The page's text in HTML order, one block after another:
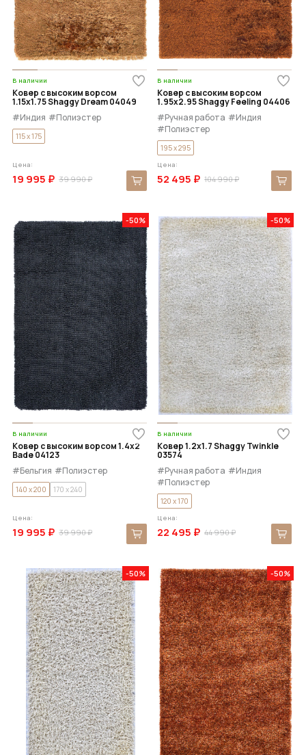
В наличии
Ковер с высоким ворсом
1.15x1.75 Shaggy Dream 04049
#Индия #Полиэстер
115 x 175
Цена:
39 990 ₽
19 995 ₽
В наличии
Ковер с высоким ворсом
1.95x2.95 Shaggy Feeling 04406
#Ручная работа #Индия
#Полиэстер
195 x 295
Цена:
104 990 ₽
52 495 ₽
-50%
В наличии
Ковер с высоким ворсом 1.4x2
Bade 04123
#Бельгия #Полиэстер
140 x 200 170 x 240
Цена:
39 990 ₽
19 995 ₽
-50%
В наличии
Ковер 1.2x1.7 Shaggy Twinkle
03574
#Ручная работа #Индия
#Полиэстер
120 x 170
Цена:
44 990 ₽
22 495 ₽
-50% -50%